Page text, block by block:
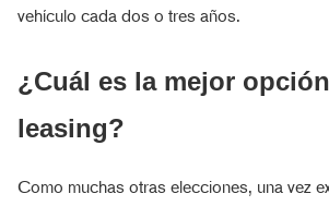
vehículo cada dos o tres años.
¿Cuál es la mejor
leasing?
Como muchas otras elecciones, una vez